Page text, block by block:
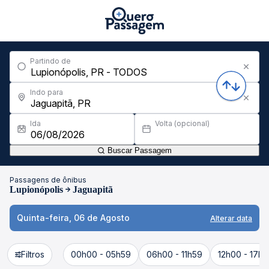
Partindo de
Indo para
Ida Volta (opcional)
Buscar Passagem
Passagens de ônibus
Lupionópolis Jaguapitã
Quinta-feira, 06 de Agosto Alterar data
Filtros 00h00 - 05h59 06h00 - 11h59 12h00 -